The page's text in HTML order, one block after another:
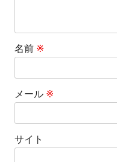
名前 ※
メール ※
サイト